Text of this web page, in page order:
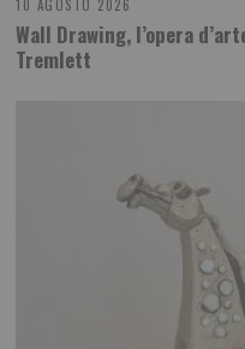
10 AGOSTO 2026
Wall Drawing, l’opera
Tremlett